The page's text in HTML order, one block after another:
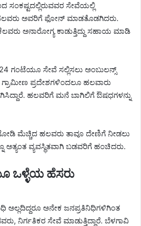
ಸೇವೆಯಲ್ಲಿ
ಹಲವರು ಅವರಿಗೆ ಫೋನ್ ಮಾಡತೊಡಗಿದರು.
ಅನಾರೋಗ್ಯ ಕಾಡುತ್ತಿದ್ದು ಸಹಾಯ ಮಾಡಿ
ಸೇವೆ ಸಲ್ಲಿಸಲು ಅಂಬುಲನ್ಸ್
ಗ್ರಾಮೀಣ ಪ್ರದೇಶಗಳಿಂದಲೂ ಹಲವಾರು
ಹಲವರಿಗೆ ಮನೆ ಬಾಗಿಲಿಗೆ ಔಷಧಗಳನ್ನು
ಮೆಚ್ಚಿದ ಹಲವರು ತಾವೂ ದೇಣಿಗೆ ನೀಡಲು
ಅತ್ಯಂತ ವ್ಯವಸ್ಥಿತವಾಗಿ ಬಡವರಿಗೆ ಹಂಚಿದರು.
ಒಳ್ಳೆಯ ಹೆಸರು
ಅಲ್ಲದಿದ್ದರೂ ಅನೇಕ ಜನಪ್ರತಿನಿಧಿಗಳಿಗಿಂತ
ನಿರ್ಗತಿಕರ ಸೇವೆ ಮಾಡುತ್ತಿದ್ದಾರೆ. ಬೆಳಗಾವಿ